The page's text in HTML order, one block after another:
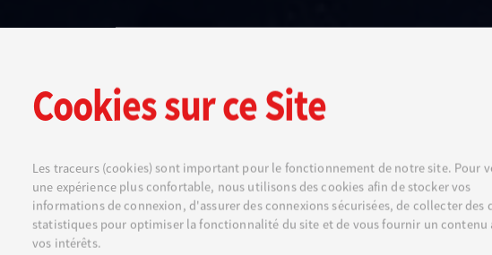
Cookies sur ce Site
Les traceurs (cookies) sont important pour le fonctionnement de notre site. Pour
une expérience plus confortable, nous utilisons des cookies afin de stocker vos
informations de connexion, d'assurer des connexions sécurisées, de collecter des
statistiques pour optimiser la fonctionnalité du site et de vous fournir un contenu
vos intérêts.